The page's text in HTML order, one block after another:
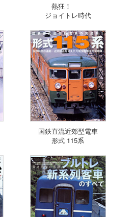
熱狂！
ジョイトレ時代
国鉄直流近郊型電車
形式 115系